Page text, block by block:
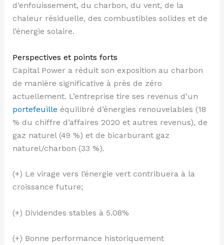
d’enfouissement, du charbon, du vent, de la
chaleur résiduelle, des combustibles solides et de
l’énergie solaire.
Perspectives et points forts
Capital Power a réduit son exposition au charbon
de manière significative à près de zéro
actuellement. L’entreprise tire ses revenus d’un
portefeuille équilibré d’énergies renouvelables (18
% du chiffre d’affaires 2020 et autres revenus), de
gaz naturel (49 %) et de bicarburant gaz
naturel/charbon (33 %).
(+) Le virage vers l’énergie vert contribuera à la
croissance future;
(+) Dividendes stables à 5.08%
(+) Bonne performance historiquement